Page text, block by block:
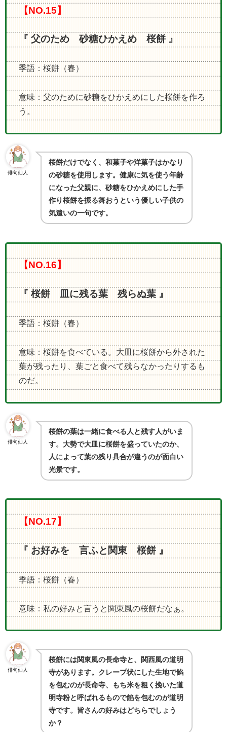
【NO.15】
『 父のため 砂糖ひかえめ 桜餅 』
季語：桜餅（春）
意味：父のために砂糖をひかえめにした桜餅を作ろ
う。
俳句仙人
桜餅だけでなく、和菓子や洋菓子はかなり
の砂糖を使用します。健康に気を使う年齢
になった父親に、砂糖をひかえめにした手
作り桜餅を振る舞おうという優しい子供の
気遣いの一句です。
【NO.16】
『 桜餅 皿に残る葉 残らぬ葉 』
季語：桜餅（春）
意味：桜餅を食べている。大皿に桜餅から外された
葉が残ったり、葉ごと食べて残らなかったりするも
のだ。
俳句仙人
桜餅の葉は一緒に食べる人と残す人がいま
す。大勢で大皿に桜餅を盛っていたのか、
人によって葉の残り具合が違うのが面白い
光景です。
【NO.17】
『 お好みを 言ふと関東 桜餅 』
季語：桜餅（春）
意味：私の好みと言うと関東風の桜餅だなぁ。
俳句仙人
桜餅には関東風の長命寺と、関西風の道明
寺があります。クレープ状にした生地で餡
を包むのが長命寺、もち米を粗く挽いた道
明寺粉と呼ばれるもので餡を包むのが道明
寺です。皆さんの好みはどちらでしょう
か？